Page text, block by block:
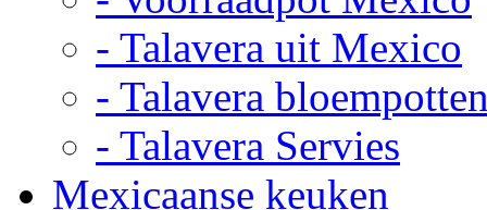
- Talavera uit Mexico
- Talavera
- Talavera Servies
Mexicaanse keuken